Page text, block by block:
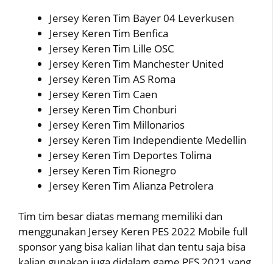
Jersey Keren Tim Bayer 04 Leverkusen
Jersey Keren Tim Benfica
Jersey Keren Tim Lille OSC
Jersey Keren Tim Manchester United
Jersey Keren Tim AS Roma
Jersey Keren Tim Caen
Jersey Keren Tim Chonburi
Jersey Keren Tim Millonarios
Jersey Keren Tim Independiente Medellin
Jersey Keren Tim Deportes Tolima
Jersey Keren Tim Rionegro
Jersey Keren Tim Alianza Petrolera
Tim tim besar diatas memang memiliki dan
menggunakan Jersey Keren PES 2022 Mobile full
sponsor yang bisa kalian lihat dan tentu saja bisa